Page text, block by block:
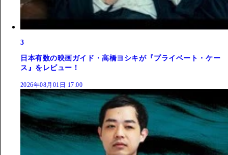
3
日本有数の映画ガイド・高橋ヨシキが『プライベート・ケー
ス』をレビュー！
2026年08月01日 17:00